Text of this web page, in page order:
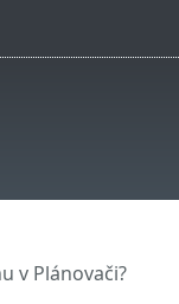
v Plánovači?